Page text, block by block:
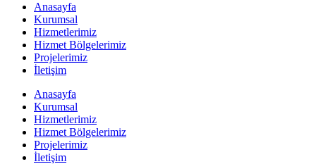
Anasayfa
Kurumsal
Hizmetlerimiz
Hizmet Bölgelerimiz
Projelerimiz
İletişim
Anasayfa
Kurumsal
Hizmetlerimiz
Hizmet Bölgelerimiz
Projelerimiz
İletişim